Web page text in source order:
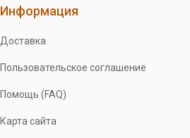
Информация
Доставка
Пользовательское соглашение
Помощь (FAQ)
Карта сайта